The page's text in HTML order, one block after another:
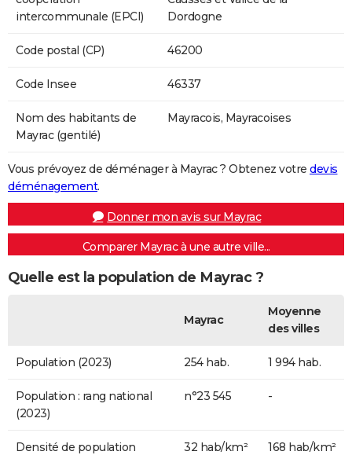
intercommunale (EPCI)
Dordogne
Code postal (CP) 46200
Code Insee 46337
Nom des habitants de
Mayrac (gentilé)
Mayracois, Mayracoises
Vous prévoyez de déménager à Mayrac ? Obtenez votre devis
déménagement.
Donner mon avis sur Mayrac
Comparer Mayrac à une autre ville...
Quelle est la population de Mayrac ?
Mayrac
Moyenne
des villes
Population (2023) 254 hab. 1 994 hab.
Population : rang national
(2023)
n°23 545 -
Densité de population
32 hab/km² 168 hab/km²